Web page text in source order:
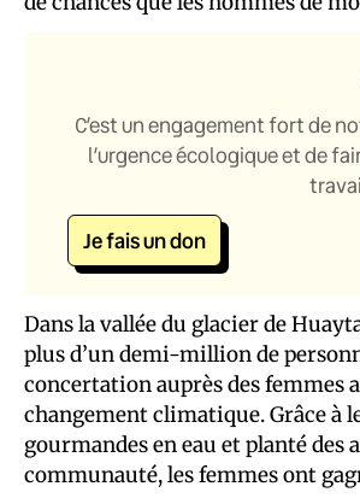
C’est un engagement fort de
l’urgence écologique et de
Je fais un don
Dans la vallée du glacier de
plus d’un demi-million de
concertation auprès des femmes
changement climatique. Grâce à
gourmandes en eau et planté des
communauté, les femmes ont